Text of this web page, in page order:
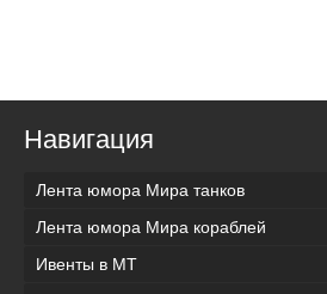
Навигация
Лента юмора Мира танков
Лента юмора Мира кораблей
Ивенты в МТ